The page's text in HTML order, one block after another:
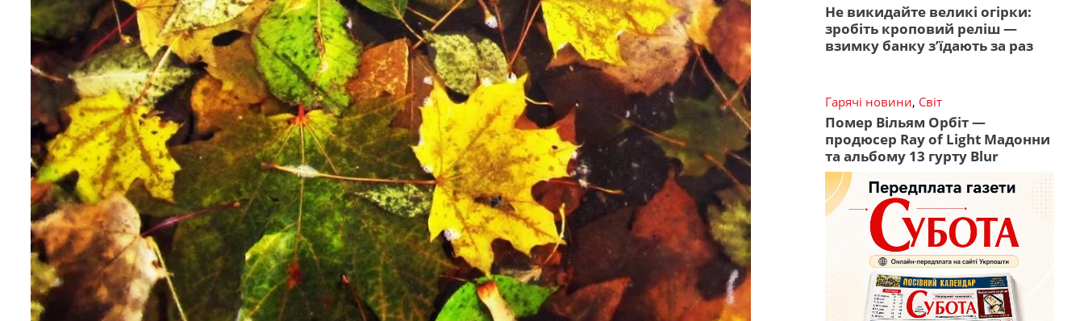
Не викидайте великі огірки:
зробіть кроповий реліш —
взимку банку з’їдають за раз
Гарячі новини, Світ
Помер Вільям Орбіт —
продюсер Ray of Light Мадонни
та альбому 13 гурту Blur